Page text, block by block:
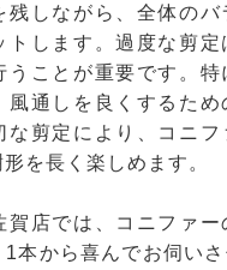
残しながら、全体の
トします。過度な剪定
うことが重要です。特
風通しを良くするため
な剪定により、コニ
を長く楽しめます。
賀店では、コニファー
1本から喜んでお伺い